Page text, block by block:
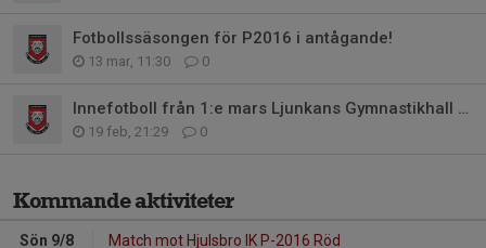
Fotbollssäsongen för P2016 i antågande!
13 mar, 11:30 0
Innefotboll från 1:e mars Ljunkans Gymnastikhall (vid Bollgatan).
19 feb, 21:29 0
Kommande aktiviteter
Sön 9/8 Match mot Hjulsbro IK P-2016 Röd